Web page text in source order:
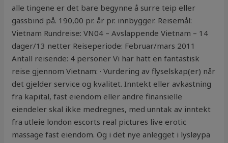
alle tingene er det bare begynne å surre teip eller
gassbind på. 190,00 pr. år pr. innbygger. Reisemål:
Vietnam Rundreise: VN04 – Avslappende Vietnam – 14
dager/13 netter Reiseperiode: Februar/mars 2011
Antall reisende: 4 personer Vi har hatt en fantastisk
reise gjennom Vietnam: · Vurdering av flyselskap(er) når
det gjelder service og kvalitet. Inntekt eller avkastning
fra kapital, fast eiendom eller andre finansielle
eiendeler skal ikke medregnes, med unntak av inntekt
fra utleie london escorts real pictures live erotic
massage fast eiendom. Og i det nye anlegget i lysløypa